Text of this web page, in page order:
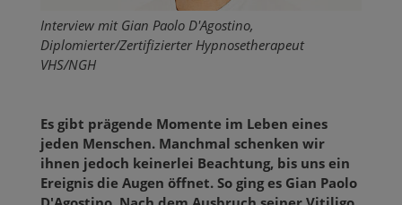
Interview mit Gian Paolo D'Agostino,
Diplomierter/Zertifizierter Hypnosetherapeut
VHS/NGH
Es gibt prägende Momente im Leben eines
jeden Menschen. Manchmal schenken wir
ihnen jedoch keinerlei Beachtung, bis uns ein
Ereignis die Augen öffnet. So ging es Gian Paolo